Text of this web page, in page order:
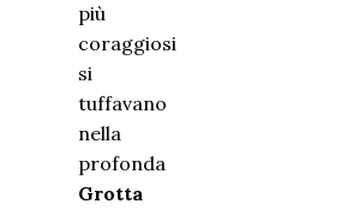
più
coraggiosi
si
tuffavano
nella
profonda
Grotta